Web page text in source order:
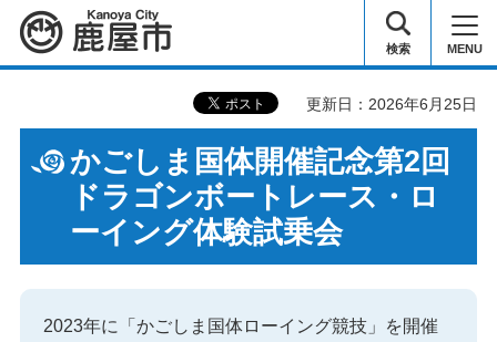
鹿屋市 検索 MENU
更新日：2026年6月25日
かごしま国体開催記念第2回
ドラゴンボートレース・ロ
ーイング体験試乗会
2023年に「かごしま国体ローイング競技」を開催